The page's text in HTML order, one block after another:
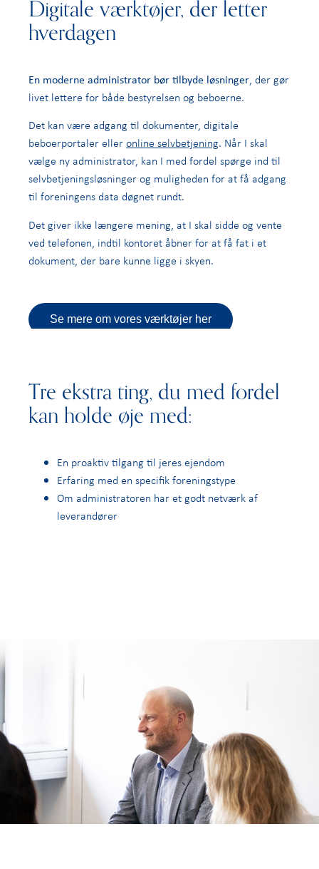
Digitale værktøjer, der letter
hverdagen
En moderne administrator bør tilbyde løsninger, der gør
livet lettere for både bestyrelsen og beboerne.
Det kan være adgang til dokumenter, digitale
beboerportaler elleronline selvbetjening. Når I skal
vælge ny administrator, kan I med fordel spørge ind til
selvbetjeningsløsninger og muligheden for at få adgang
til foreningens data døgnet rundt.
Det giver ikke længere mening, at I skal sidde og vente
ved telefonen, indtil kontoret åbner for at få fat i et
dokument, der bare kunne ligge i skyen.
Se mere om vores værktøjer her
Tre ekstra ting, du med fordel
kan holde øje med:
En proaktiv tilgang til jeres ejendom
Erfaring med en specifik foreningstype
Om administratoren har et godt netværk af
leverandører